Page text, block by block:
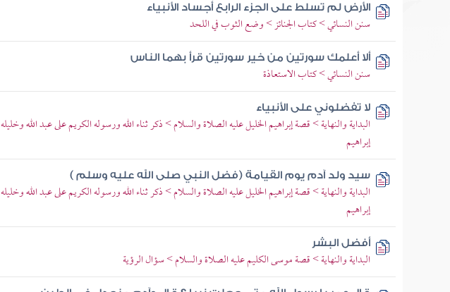
الأرض لم تسلط على الجزء الرابع أجساد الأنبياء
سنن النسائي > كتاب الجنائز > وضع الثوب في اللحد
ألا أعلمك سورتين من خير سورتين قرأ بهما الناس
سنن النسائي > كتاب الاستعاذة
لا تفضلوني على الأنبياء
البداية والنهاية > قصة إبراهيم الخليل عليه الصلاة والسلام > ذكر ثناء الله ورسوله الكريم على عبد الله وخليله
إبراهيم
سيد ولد آدم يوم القيامة (فضل النبي صلى الله عليه وسلم )
البداية والنهاية > قصة إبراهيم الخليل عليه الصلاة والسلام > ذكر ثناء الله ورسوله الكريم على عبد الله وخليله
إبراهيم
أفضل البشر
البداية والنهاية > قصة موسى الكليم عليه الصلاة والسلام > سؤال الرؤية